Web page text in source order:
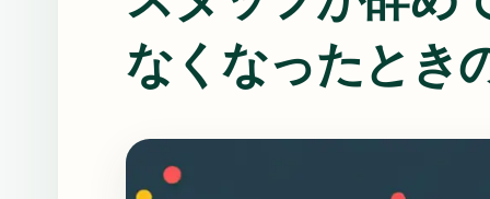
なくなったとき